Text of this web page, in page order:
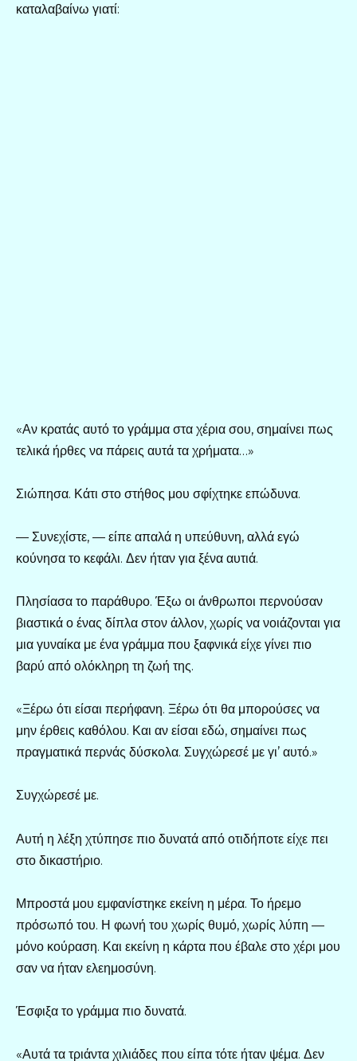
καταλαβαίνω γιατί:
«Αν κρατάς αυτό το γράμμα στα χέρια σου, σημαίνει πως
τελικά ήρθες να πάρεις αυτά τα χρήματα…»
Σιώπησα. Κάτι στο στήθος μου σφίχτηκε επώδυνα.
— Συνεχίστε, — είπε απαλά η υπεύθυνη, αλλά εγώ
κούνησα το κεφάλι. Δεν ήταν για ξένα αυτιά.
Πλησίασα το παράθυρο. Έξω οι άνθρωποι περνούσαν
βιαστικά ο ένας δίπλα στον άλλον, χωρίς να νοιάζονται για
μια γυναίκα με ένα γράμμα που ξαφνικά είχε γίνει πιο
βαρύ από ολόκληρη τη ζωή της.
«Ξέρω ότι είσαι περήφανη. Ξέρω ότι θα μπορούσες να
μην έρθεις καθόλου. Και αν είσαι εδώ, σημαίνει πως
πραγματικά περνάς δύσκολα. Συγχώρεσέ με γι’ αυτό.»
Συγχώρεσέ με.
Αυτή η λέξη χτύπησε πιο δυνατά από οτιδήποτε είχε πει
στο δικαστήριο.
Μπροστά μου εμφανίστηκε εκείνη η μέρα. Το ήρεμο
πρόσωπό του. Η φωνή του χωρίς θυμό, χωρίς λύπη —
μόνο κούραση. Και εκείνη η κάρτα που έβαλε στο χέρι μου
σαν να ήταν ελεημοσύνη.
Έσφιξα το γράμμα πιο δυνατά.
«Αυτά τα τριάντα χιλιάδες που είπα τότε ήταν ψέμα. Δεν